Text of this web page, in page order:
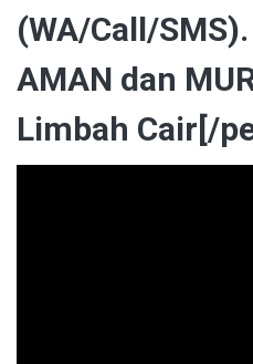
(WA/Call/
AMAN dan
Limbah Cair[/